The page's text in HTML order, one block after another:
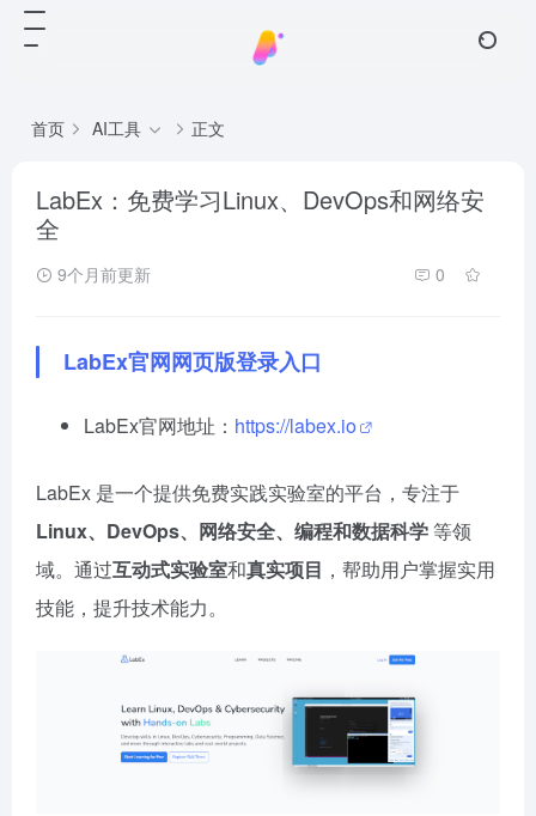
首页 AI工具 正文
LabEx：免费学习Linux、DevOps和网络安
全
9个月前更新 0
LabEx官网网页版登录入口
LabEx官网地址： https://labex.io
LabEx 是一个提供免费实践实验室的平台，专注于
Linux、DevOps、网络安全、编程和数据科学 等领
域。通过互动式实验室和真实项目 ，帮助用户掌握实用
技能，提升技术能力。